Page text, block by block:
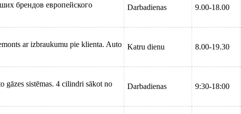
брендов европейского
Darbadienas 9.00-18.00
ar izbraukumu pie klienta. Auto
Katru dienu 8.00-19.30
gāzes sistēmas. 4 cilindri sākot no
Darbadienas 9:30-18:00